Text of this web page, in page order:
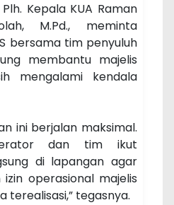
Kepala KUA Raman
M.Pd., meminta
bersama tim penyuluh
membantu majelis
mengalami kendala
ini berjalan maksimal.
dan tim ikut
di lapangan agar
operasional majelis
terealisasi,” tegasnya.